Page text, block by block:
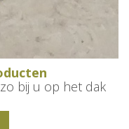
bij u op het dak